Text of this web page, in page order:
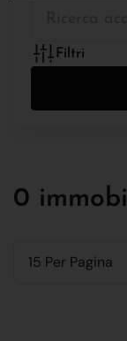
Filtri
0
15 Per Pagina